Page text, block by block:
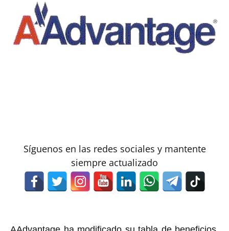
Síguenos en las redes sociales y mantente
siempre actualizado